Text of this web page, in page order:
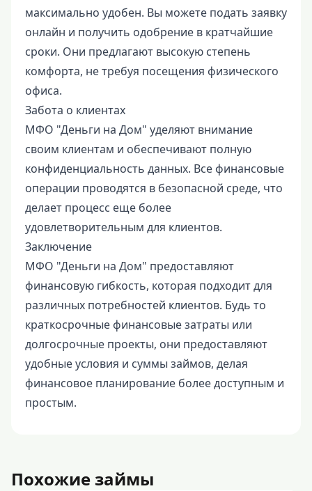
максимально удобен. Вы можете подать заявку
онлайн и получить одобрение в кратчайшие
сроки. Они предлагают высокую степень
комфорта, не требуя посещения физического
офиса.
Забота о клиентах
МФО "Деньги на Дом" уделяют внимание
своим клиентам и обеспечивают полную
конфиденциальность данных. Все финансовые
операции проводятся в безопасной среде, что
делает процесс еще более
удовлетворительным для клиентов.
Заключение
МФО "Деньги на Дом" предоставляют
финансовую гибкость, которая подходит для
различных потребностей клиентов. Будь то
краткосрочные финансовые затраты или
долгосрочные проекты, они предоставляют
удобные условия и суммы займов, делая
финансовое планирование более доступным и
простым.
Похожие займы